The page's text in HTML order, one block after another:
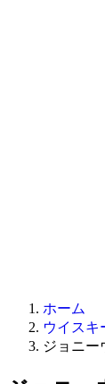
ホーム
ウイスキ
ジョニー